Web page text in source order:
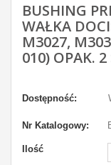
BUSHING
WAŁKA
M3027,
010) OPAK.
Dostępność:
Nr Katalogowy:
Ilość